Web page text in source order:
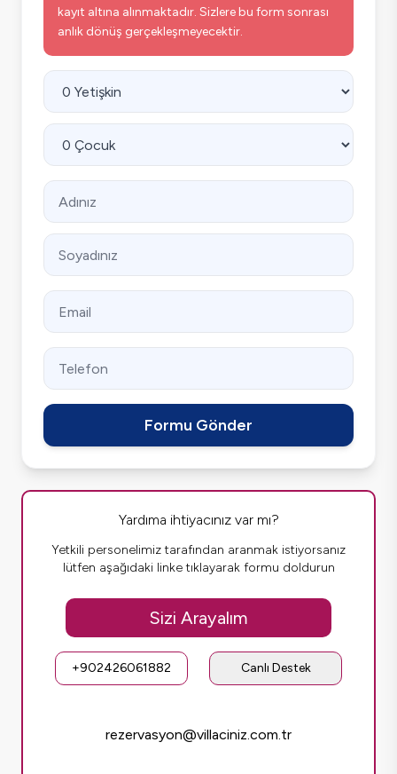
kayıt altına alınmaktadır. Sizlere bu form sonrası
anlık dönüş gerçekleşmeyecektir.
Formu Gönder
Yardıma ihtiyacınız var mı?
Yetkili personelimiz tarafından aranmak istiyorsanız
lütfen aşağıdaki linke tıklayarak formu doldurun
Sizi Arayalım
+902426061882 Canlı Destek
rezervasyon@villaciniz.com.tr